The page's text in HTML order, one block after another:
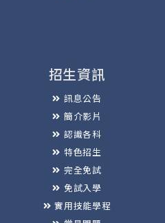
招生資訊
訊息公告
簡介影片
認識各科
特色招生
完全免試
免試入學
實用技能學程